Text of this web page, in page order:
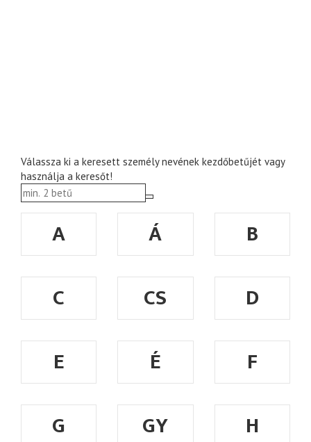
Válassza ki a keresett személy nevének kezdőbetűjét vagy
használja a keresőt!
A Á
B
C
CS
D
E
É
F
G
GY
H